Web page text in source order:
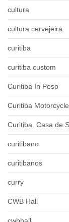
cultura
cultura cervejeira
curitiba
curitiba custom
Curitiba In Peso
Curitiba
Curitiba. Casa de
curitibano
curitibanos
curry
CWB Hall
cwbhall